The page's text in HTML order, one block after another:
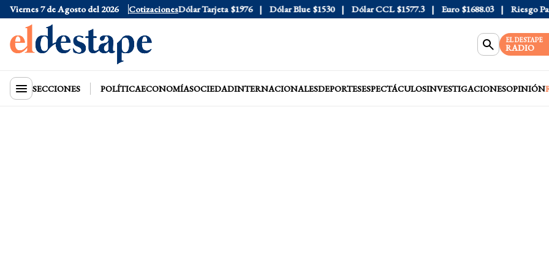
Viernes 7 de Agosto del 2026 Cotizaciones
Dólar Oficial $1520 Dólar Tarjeta $1976 Dólar Blue $1530 Dólar CCL $1577.3 Euro $1688.03 Riesgo País
EL DESTAPE
RADIO
SECCIONES POLÍTICAECONOMÍASOCIEDADINTERNACIONALESDEPORTESESPECTÁCULOSINVESTIGACIONESOPINIÓN